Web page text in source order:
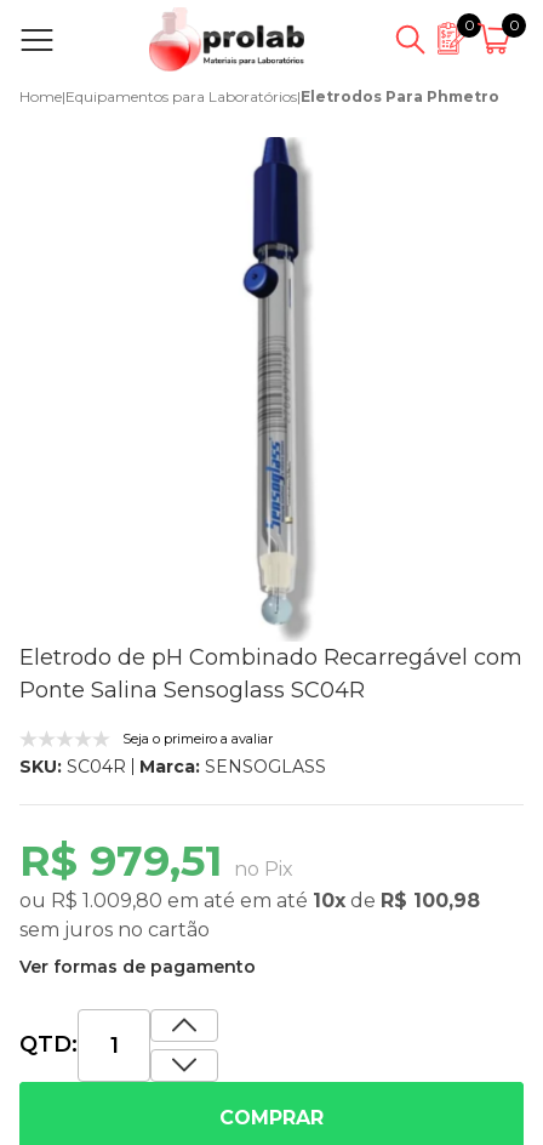
0 0
Home|Equipamentos para Laboratórios|Eletrodos Para Phmetro
Eletrodo de pH Combinado Recarregável com
Ponte Salina Sensoglass SC04R
Seja o primeiro a avaliar
SKU: SC04R Marca: SENSOGLASS
R$ 979,51
no Pix
ou R$ 1.009,80 em até em até 10x de R$ 100,98
sem juros no cartão
Ver formas de pagamento
QTD:
COMPRAR